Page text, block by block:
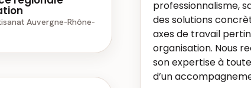
Auvergne-Rhône-
professionnalisme,
des solutions
axes de travail
organisation. Nous
son expertise à
d’un